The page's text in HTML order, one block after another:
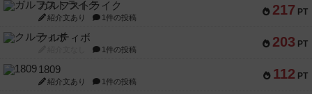
217 PT
ガルフストライク
紹介文あり 1件の投稿
203 PT
クルティボ
1件の投稿
112 PT
1809
紹介文あり 1件の投稿